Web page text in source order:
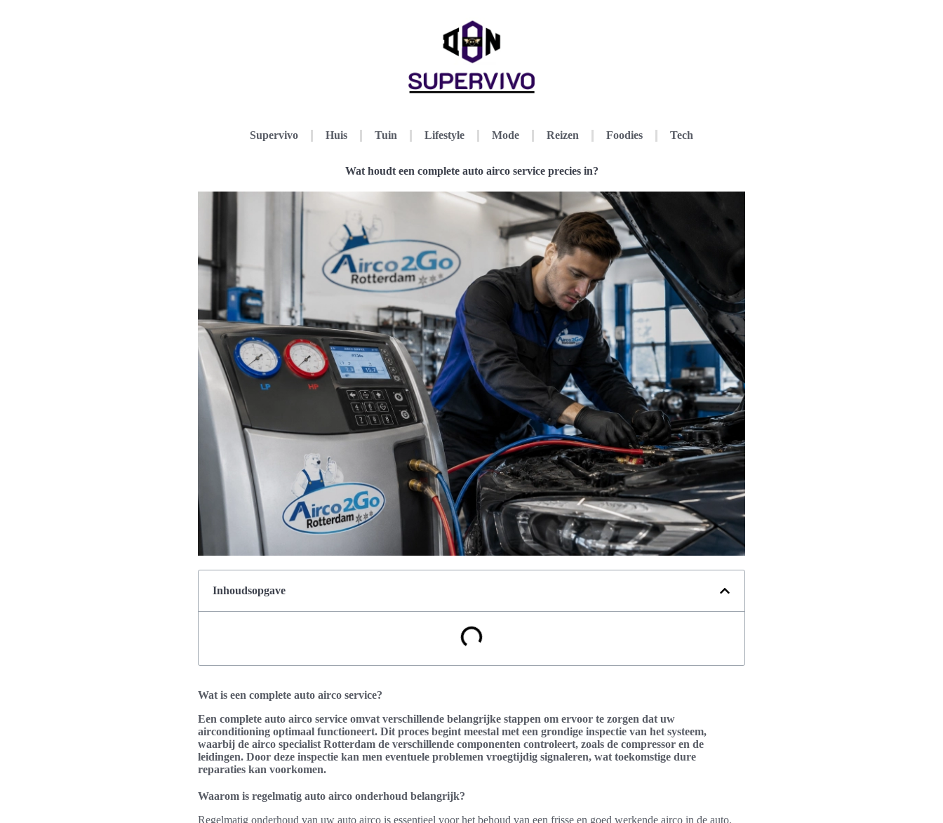
Supervivo Huis Tuin Lifestyle Mode Reizen Foodies Tech
Wat houdt een complete auto airco service precies in?
Inhoudsopgave
Wat is een complete auto airco service?
Een complete auto airco service omvat verschillende belangrijke stappen om ervoor te zorgen dat uw
airconditioning optimaal functioneert. Dit proces begint meestal met een grondige inspectie van het systeem,
waarbij de airco specialist Rotterdam de verschillende componenten controleert, zoals de compressor en de
leidingen. Door deze inspectie kan men eventuele problemen vroegtijdig signaleren, wat toekomstige dure
reparaties kan voorkomen.
Waarom is regelmatig auto airco onderhoud belangrijk?
Regelmatig onderhoud van uw auto airco is essentieel voor het behoud van een frisse en goed werkende airco in de auto.